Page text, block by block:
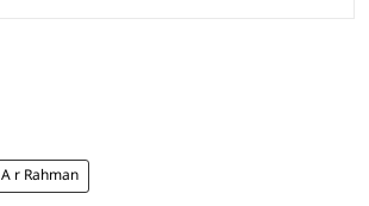
A r Rahman